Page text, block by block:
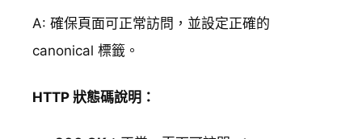
A: 確保頁面可正常訪問，並設定正確的
canonical 標籤。
HTTP 狀態碼說明：